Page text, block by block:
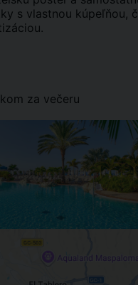
s vlastnou kúpeľňou,
za večeru